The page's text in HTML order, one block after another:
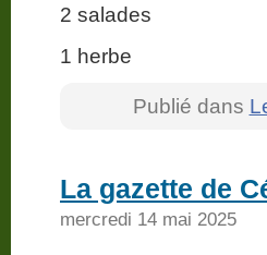
2 salades
1 herbe
Publié dans
La gazette de
mercredi 14 mai 2025